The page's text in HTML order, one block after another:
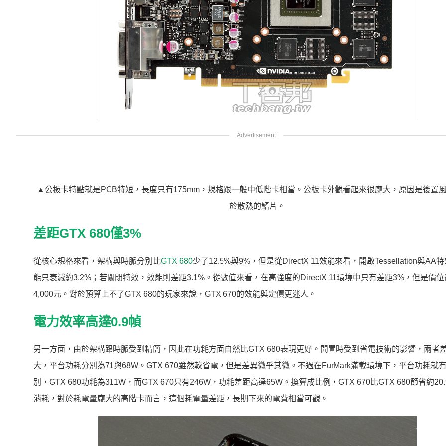
▲公板卡特點就是PCB特短，長度只有175mm，規格跟一般中低階卡相當。公板卡外觀看起來很龐大，原因是後置
於散熱的鰭片。
差距GTX 680僅3%
從核心規格來看，架構與時脈分別比GTX 680少了12.5%與9%，但是從DirectX 11效能來看，開啟Tessellation與AA
能只衰減約3.2%；若關閉特效，效能則差距3.1%。從數值來看，在高強度的DirectX 11環境中只有差距3%，但是價位
4,000元。對於預算上不了GTX 680的玩家來說，GTX 670的效能與定價更迷人。
電力效率高達0.9幀
另一方面，由於架構跟時脈受到精簡，因此在功耗方面自然比GTX 680表現更好。閒置時受到省電技術的影響，兩者
大，平台功耗分別為71與68W。GTX 670雖然較省電，但是差異微乎其微。不過在FurMark滿載環境下，平台功耗就
別，GTX 680功耗為311W，而GTX 670只有246W，功耗差距高達65W。換算成比例，GTX 670比GTX 680節省約
消耗，對於耗電量龐大的高階卡而言，這個耗電量差距，長期下來的電費相當可觀。